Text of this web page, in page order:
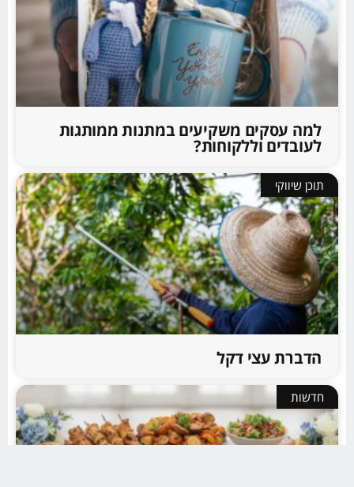
למה עסקים משקיעים במתנות ממותגות
לעובדים וללקוחות?
תוכן שיווקי
הדברת עצי דקל
חדשות